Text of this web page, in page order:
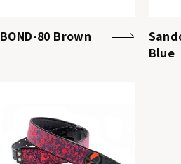
BOND-80 Brown
Blue